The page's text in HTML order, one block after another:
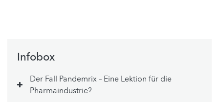
Infobox
Der Fall Pandemrix – Eine Lektion für die
Pharmaindustrie?